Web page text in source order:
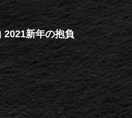
2021新年の抱負